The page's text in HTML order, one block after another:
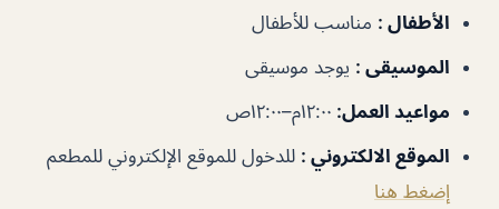
الأطفال : مناسب للأطفال
الموسيقى : يوجد موسيقى
مواعيد العمل: ١٢:٠٠م–١٢:٠٠ص
الموقع الالكتروني : للدخول للموقع الإلكتروني للمطعم
إضغط هنا